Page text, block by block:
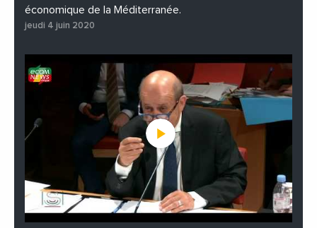
économique de la Méditerranée.
jeudi 4 juin 2020